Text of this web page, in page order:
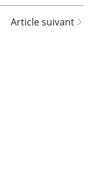
Article suivant